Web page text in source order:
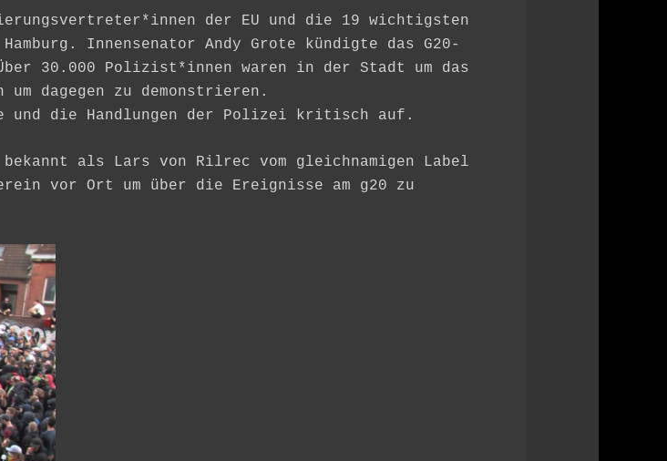
der EU und die 19 wichtigsten
Innensenator Andy Grote kündigte das G20-
30.000 Polizist*innen waren in der Stadt um das
um dagegen zu demonstrieren.
und die Handlungen der Polizei kritisch auf.
als Lars von Rilrec vom gleichnamigen Label
vor Ort um über die Ereignisse am g20 zu